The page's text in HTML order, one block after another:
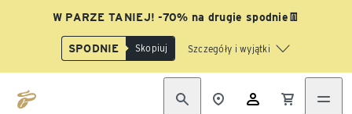
W PARZE TANIEJ! -70% na drugie spodnie👖
SPODNIE Skopiuj Szczegóły i wyjątki